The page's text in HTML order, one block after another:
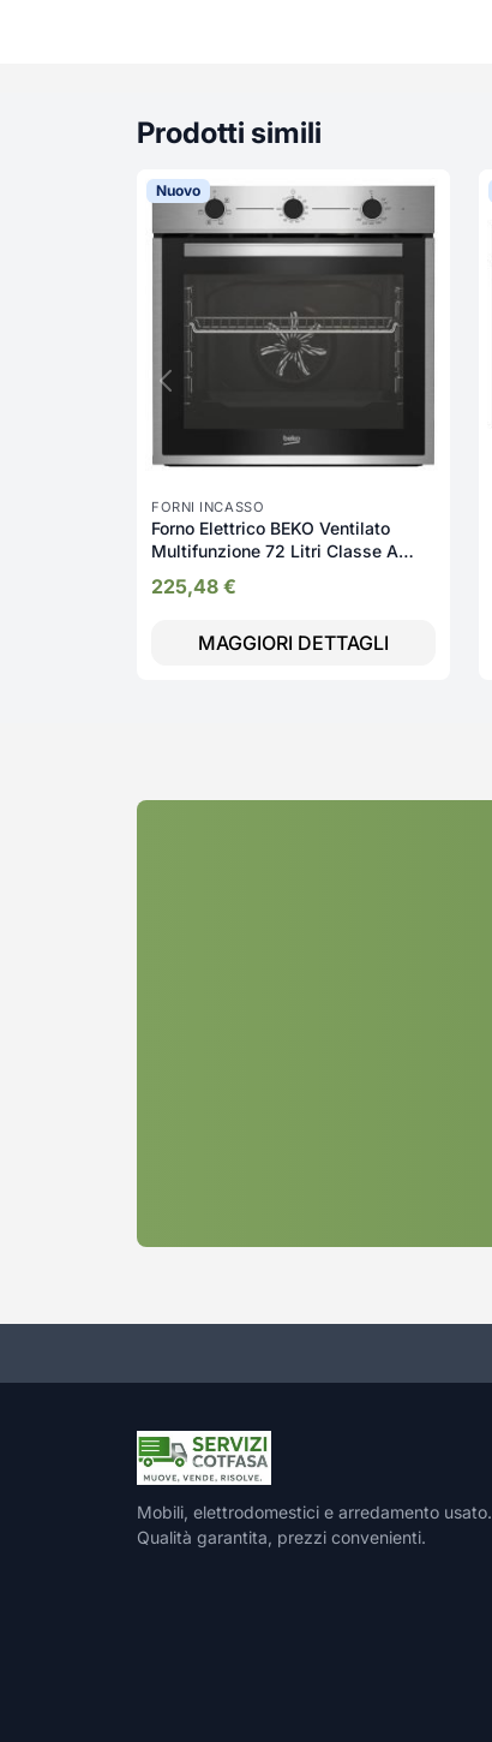
Prodotti simili
Nuovo
FORNI INCASSO
Forno Elettrico BEKO Ventilato
Multifunzione 72 Litri Classe A
225,48 €
MAGGIORI DETTAGLI
Mobili, elettrodomestici e arredamento usato.
Qualità garantita, prezzi convenienti.